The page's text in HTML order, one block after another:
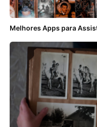
Melhores Apps para